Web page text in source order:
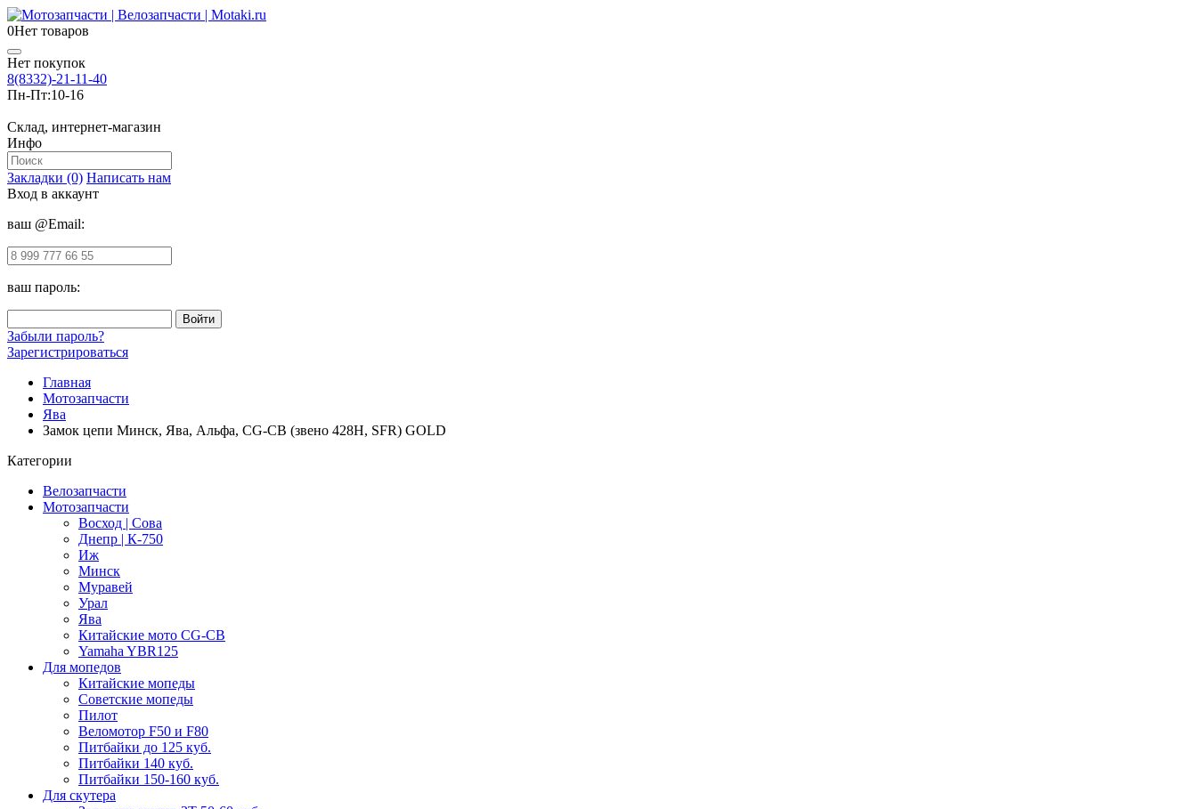
0Нет товаров
Нет покупок
8(8332)-21-11-40
Пн-Пт:10-16
Склад, интернет-магазин
Инфо
Закладки (0) Написать нам
Вход в аккаунт
ваш @Email:
ваш пароль:
Забыли пароль?
Зарегистрироваться
Главная
Мотозапчасти
Ява
Замок цепи Минск, Ява, Альфа, CG-CB (звено 428H, SFR) GOLD
Категории
Велозапчасти
Мотозапчасти
Восход | Сова
Днепр | К-750
Иж
Минск
Муравей
Урал
Ява
Китайские мото CG-CB
Yamaha YBR125
Для мопедов
Китайские мопеды
Советские мопеды
Пилот
Веломотор F50 и F80
Питбайки до 125 куб.
Питбайки 140 куб.
Питбайки 150-160 куб.
Для скутера